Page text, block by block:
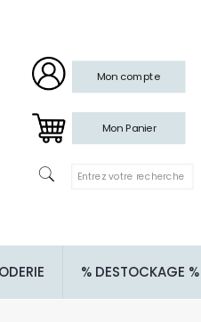
Mon compte
Mon Panier
% DESTOCKAGE %